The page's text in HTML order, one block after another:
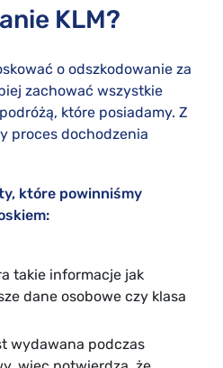
KLM?
o odszkodowanie za
zachować wszystkie
które posiadamy. Z
proces dochodzenia
które powinniśmy
takie informacje jak
dane osobowe czy klasa
wydawana podczas